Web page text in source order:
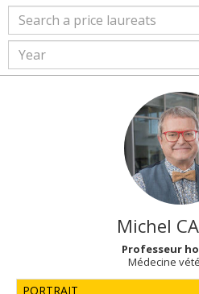
Michel
Professeur
Médecine
PORTRAIT